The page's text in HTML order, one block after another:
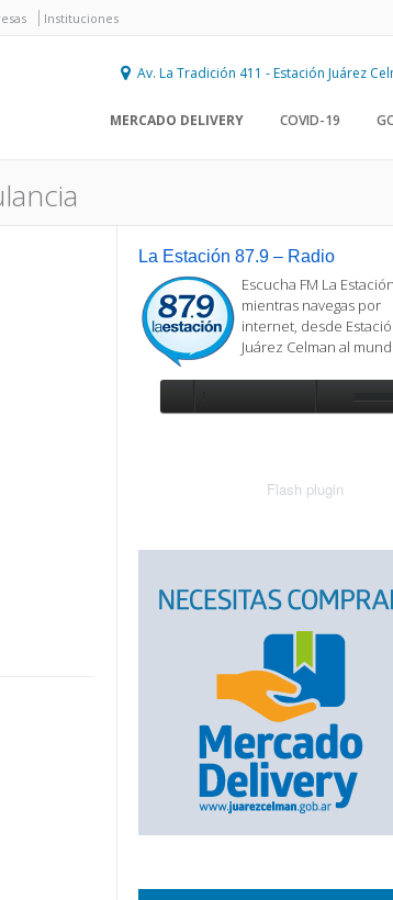
Instituciones
Av. La Tradición 411 - Estación Juárez
MERCADO DELIVERY COVID-19
La Estación 87.9 – Radio
Escucha FM La
mientras navegas por
internet, desde
Juárez Celman al
Flash plugin